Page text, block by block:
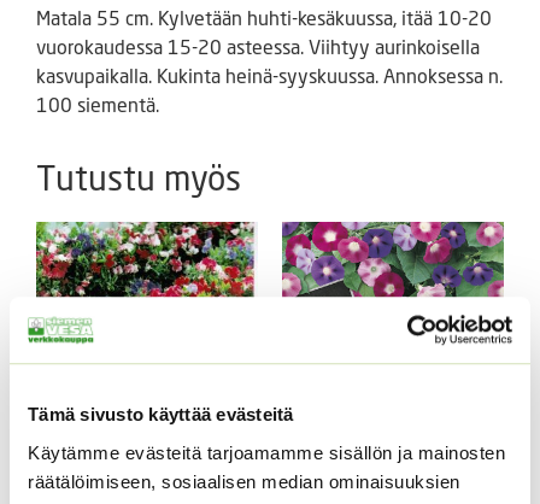
Tämä sivusto käyttää evästeitä
Käytämme evästeitä tarjoamamme sisällön ja mainosten
räätälöimiseen, sosiaalisen median ominaisuuksien
Matala 55 cm. Kylvetään huhti-kesäkuussa, itää 10-20
vuorokaudessa 15-20 asteessa. Viihtyy aurinkoisella
kasvupaikalla. Kukinta heinä-syyskuussa. Annoksessa n.
100 siementä.
Tutustu myös
Tuoksuherne Little
Sweetheart (an)
Aitoelämänlanka